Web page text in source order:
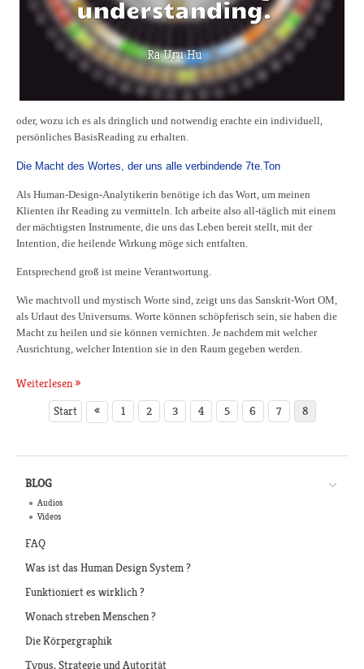
oder, wozu ich es als dringlich und notwendig erachte ein individuell,
persönliches BasisReading zu erhalten.
Die Macht des Wortes, der uns alle verbindende 7te.Ton
Als Human-Design-Analytikerin benötige ich das Wort, um meinen
Klienten ihr Reading zu vermitteln. Ich arbeite also all-täglich mit einem
der mächtigsten Instrumente, die uns das Leben bereit stellt, mit der
Intention, die heilende Wirkung möge sich entfalten.
Entsprechend groß ist meine Verantwortung.
Wie machtvoll und mystisch Worte sind, zeigt uns das Sanskrit-Wort OM,
als Urlaut des Universums. Worte können schöpferisch sein, sie haben die
Macht zu heilen und sie können vernichten. Je nachdem mit welcher
Ausrichtung, welcher Intention sie in den Raum gegeben werden.
Weiterlesen
Start
« 1 2 3 4 5 6 7 8
BLOG
Audios
Videos
FAQ
Was ist das Human Design System ?
Funktioniert es wirklich ?
Wonach streben Menschen ?
Die Körpergraphik
Typus, Strategie und Autorität